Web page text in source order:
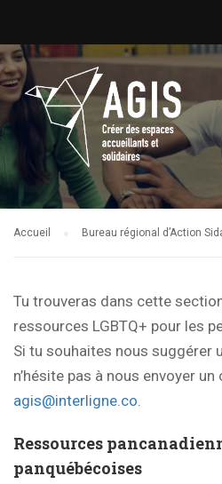
Accueil Bureau régional d’Action
Tu trouveras dans cette
ressources LGBTQ+ pour les
Si tu souhaites nous suggérer
n’hésite pas à nous envoyer un
agis@interligne.co.
Ressources
panquébécoises